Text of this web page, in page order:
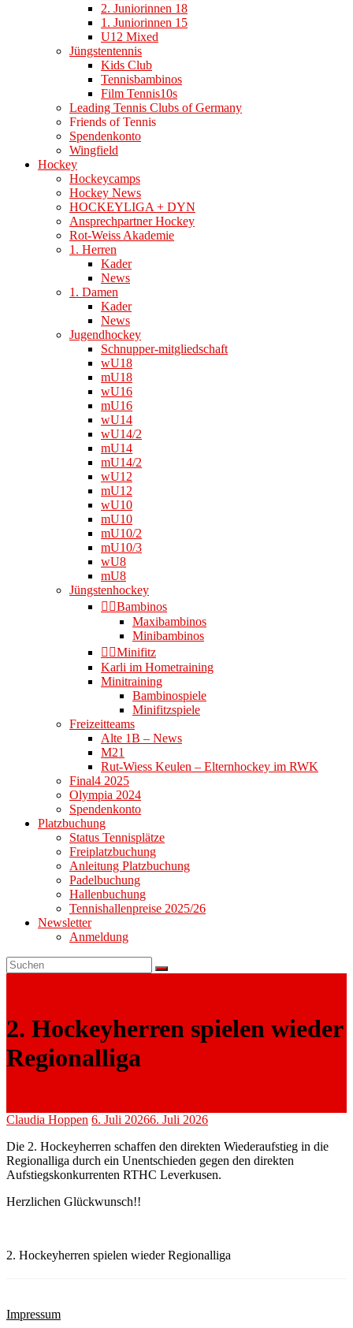
2. Juniorinnen 18
1. Juniorinnen 15
U12 Mixed
Jüngstentennis
Kids Club
Tennisbambinos
Film Tennis10s
Leading Tennis Clubs of Germany
Friends of Tennis
Spendenkonto
Wingfield
Hockey
Hockeycamps
Hockey News
HOCKEYLIGA + DYN
Ansprechpartner Hockey
Rot-Weiss Akademie
1. Herren
Kader
News
1. Damen
Kader
News
Jugendhockey
Schnupper-mitgliedschaft
wU18
mU18
wU16
mU16
wU14
wU14/2
mU14
mU14/2
wU12
mU12
wU10
mU10
mU10/2
mU10/3
wU8
mU8
Jüngstenhockey
👉🏻Bambinos
Maxibambinos
Minibambinos
👉🏻Minifitz
Karli im Hometraining
Minitraining
Bambinospiele
Minifitzspiele
Freizeitteams
Alte 1B – News
M21
Rut-Wiess Keulen – Elternhockey im RWK
Final4 2025
Olympia 2024
Spendenkonto
Platzbuchung
Status Tennisplätze
Freiplatzbuchung
Anleitung Platzbuchung
Padelbuchung
Hallenbuchung
Tennishallenpreise 2025/26
Newsletter
Anmeldung
2. Hockeyherren spielen wieder
Regionalliga
Claudia Hoppen 6. Juli 20266. Juli 2026
Die 2. Hockeyherren schaffen den direkten Wiederaufstieg in die
Regionalliga durch ein Unentschieden gegen den direkten
Aufstiegskonkurrenten RTHC Leverkusen.
Herzlichen Glückwunsch!!
2. Hockeyherren spielen wieder Regionalliga
Impressum